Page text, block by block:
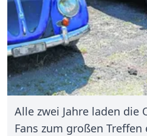
Alle zwei Jahre laden die
Fans zum großen